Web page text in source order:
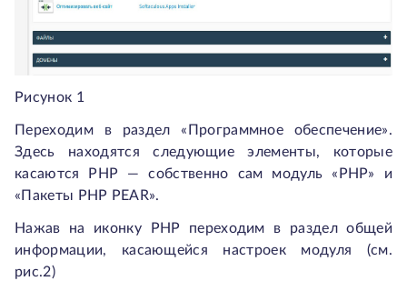
Рисунок 1
Переходим в раздел «Программное обеспечение».
Здесь находятся следующие элементы, которые
касаются РНР — собственно сам модуль «РНР» и
«Пакеты РНР PEAR».
Нажав на иконку РНР переходим в раздел общей
информации, касающейся настроек модуля (см.
рис.2)